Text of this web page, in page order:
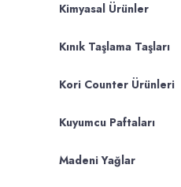
Kimyasal Ürünler
Kınık Taşlama Taşları
Kori Counter Ürünleri
Kuyumcu Paftaları
Madeni Yağlar